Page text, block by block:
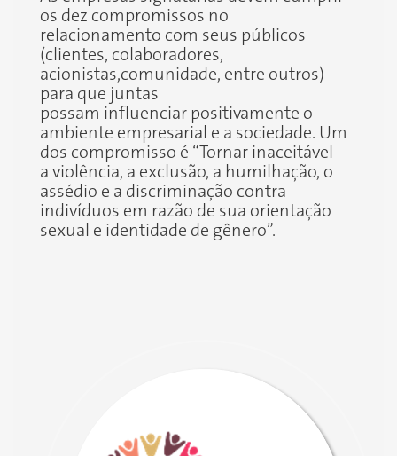
os dez compromissos no
relacionamento com seus públicos
(clientes, colaboradores,
acionistas,comunidade, entre outros)
para que juntas
possam influenciar positivamente o
ambiente empresarial e a sociedade. Um
dos compromisso é “Tornar inaceitável
a violência, a exclusão, a humilhação, o
assédio e a discriminação contra
indivíduos em razão de sua orientação
sexual e identidade de gênero”.